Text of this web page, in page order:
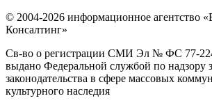
© 2004-2026 информационное агентство
Консалтинг»
Св-во о регистрации СМИ Эл № ФС 77-
выдано Федеральной службой по надзору
законодательства в сфере массовых
культурного наследия